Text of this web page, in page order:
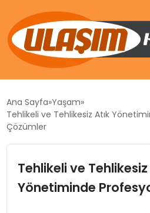
SIYASET
EKONOMI
Ana Sayfa Yaşam
Tehlikeli ve Tehlikesiz Atık
Çözümler
Tehlikeli ve Tehlikesiz
Yönetiminde